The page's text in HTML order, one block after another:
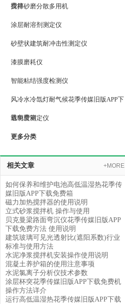
费箱
搅拌砂磨分散多用机
涂层耐溶剂测定仪
砂壁状建筑耐冲击性测定仪
漆膜磨耗仪
智能粘结强度检测仪
风冷水冷氙灯耐气候花季传媒旧版APP下
载免费箱
透明度测定仪
更多分类
相关文章 +MORE
如何保养和维护电池高低温湿热花季传
媒旧版APP下载免费箱
磁力加热搅拌器的使用说明
立式砂浆搅拌机 操作与使用
贝克曼梁路面弯沉仪花季传媒旧版APP
下载免费方法 使用说明
建筑玻璃可见光透射比(遮阳系数)行业
标准与使用方法
水泥净浆搅拌机安装操作使用说明
混凝土养护箱的使用注意事项
水泥氯离子分析仪技术参数
涂层杯突花季传媒旧版APP下载免费机
操作方法详介
运行高低温湿热花季传媒旧版APP下载